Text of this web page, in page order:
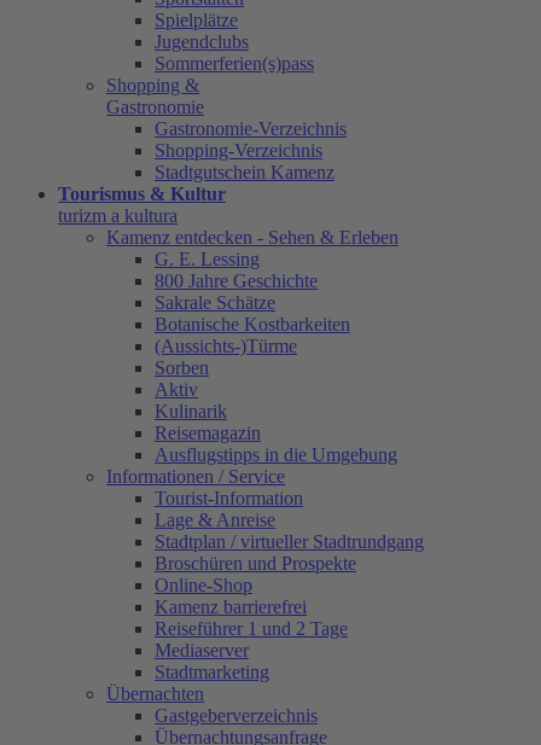
Spielplätze
Jugendclubs
Sommerferien(s)pass
Shopping &
Gastronomie
Gastronomie-Verzeichnis
Shopping-Verzeichnis
Stadtgutschein Kamenz
Tourismus & Kultur
turizm a kultura
Kamenz entdecken - Sehen & Erleben
G. E. Lessing
800 Jahre Geschichte
Sakrale Schätze
Botanische Kostbarkeiten
(Aussichts-)Türme
Sorben
Aktiv
Kulinarik
Reisemagazin
Ausflugstipps in die Umgebung
Informationen / Service
Tourist-Information
Lage & Anreise
Stadtplan / virtueller Stadtrundgang
Broschüren und Prospekte
Online-Shop
Kamenz barrierefrei
Reiseführer 1 und 2 Tage
Mediaserver
Stadtmarketing
Übernachten
Gastgeberverzeichnis
Übernachtungsanfrage